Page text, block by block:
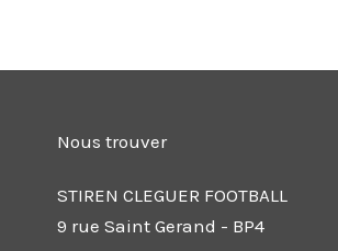
Nous trouver
STIREN CLEGUER FOOTBALL
9 rue Saint Gerand - BP4